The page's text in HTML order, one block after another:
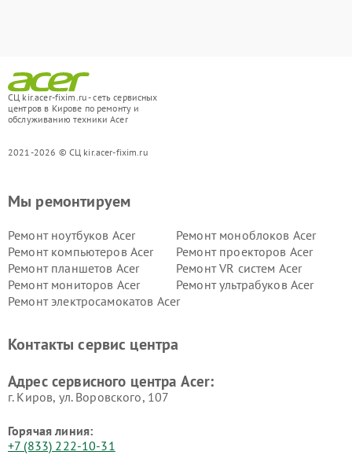
СЦ kir.acer-fixim.ru - сеть сервисных
центров в Кирове по ремонту и
обслуживанию техники Acer
2021-2026 © СЦ kir.acer-fixim.ru
Мы ремонтируем
Ремонт ноутбуков Acer
Ремонт моноблоков Acer
Ремонт компьютеров Acer
Ремонт проекторов Acer
Ремонт планшетов Acer
Ремонт VR систем Acer
Ремонт мониторов Acer
Ремонт ультрабуков Acer
Ремонт электросамокатов Acer
Контакты сервис центра
Адрес сервисного центра Acer:
г. Киров, ул. Воровского, 107
Горячая линия:
+7 (833) 222-10-31